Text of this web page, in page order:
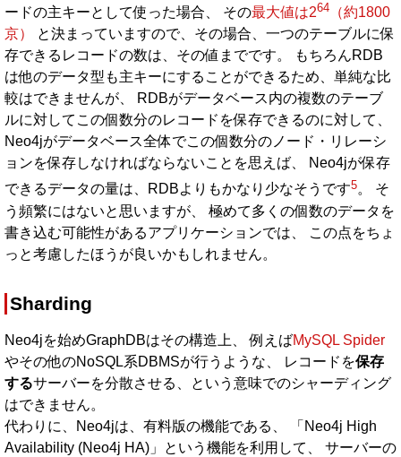
ードの主キーとして使った場合、 その最大値は264 （約1800
京）
と決まっていますので、その場合、一つのテーブルに保
存できるレコードの数は、その値までです。 もちろんRDB
は他のデータ型も主キーにすることができるため、単純な比
較はできませんが、 RDBがデータベース内の複数のテーブ
ルに対してこの個数分のレコードを保存できるのに対して、
Neo4jがデータベース全体でこの個数分のノード・リレーシ
ョンを保存しなければならないことを思えば、 Neo4jが保存
できるデータの量は、RDBよりもかなり少なそうです5。 そ
う頻繁にはないと思いますが、 極めて多くの個数のデータを
書き込む可能性があるアプリケーションでは、 この点をちょ
っと考慮したほうが良いかもしれません。
Sharding
Neo4jを始めGraphDBはその構造上、 例えばMySQL Spider
やその他のNoSQL系DBMSが行うような、 レコードを保存
するサーバーを分散させる、という意味でのシャーディング
はできません。
代わりに、Neo4jは、有料版の機能である、 「Neo4j High
Availability (Neo4j HA)」という機能を利用して、 サーバーの